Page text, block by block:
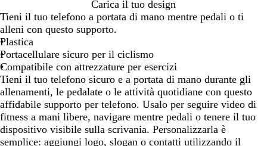
e
r
o
Carica il tuo design
Tieni il tuo telefono a portata di mano mentre pedali o ti
alleni con questo supporto.
Plastica
Portacellulare sicuro per il ciclismo
Compatibile con attrezzature per esercizi
Tieni il tuo telefono sicuro e a portata di mano durante gli
allenamenti, le pedalate o le attività quotidiane con questo
affidabile supporto per telefono. Usalo per seguire video di
fitness a mani libere, navigare mentre pedali o tenere il tuo
dispositivo visibile sulla scrivania. Personalizzarla è
semplice: aggiungi logo, slogan o contatti utilizzando il